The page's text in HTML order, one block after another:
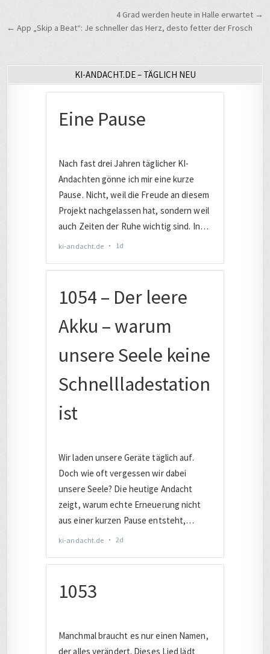
Beitragsnavigation4 Grad werden heute in Halle erwartet →
← App „Skip a Beat“: Je schneller das Herz, desto fetter der Frosch
KI-ANDACHT.DE – TÄGLICH NEU